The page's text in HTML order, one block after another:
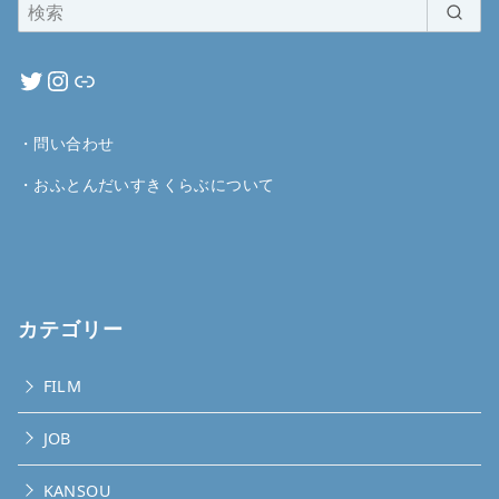
・ 問い合わせ
・ おふとんだいすきくらぶについて
カテゴリー
FILM
JOB
KANSOU